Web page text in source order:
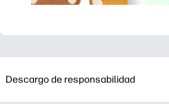
Descargo de responsabilidad